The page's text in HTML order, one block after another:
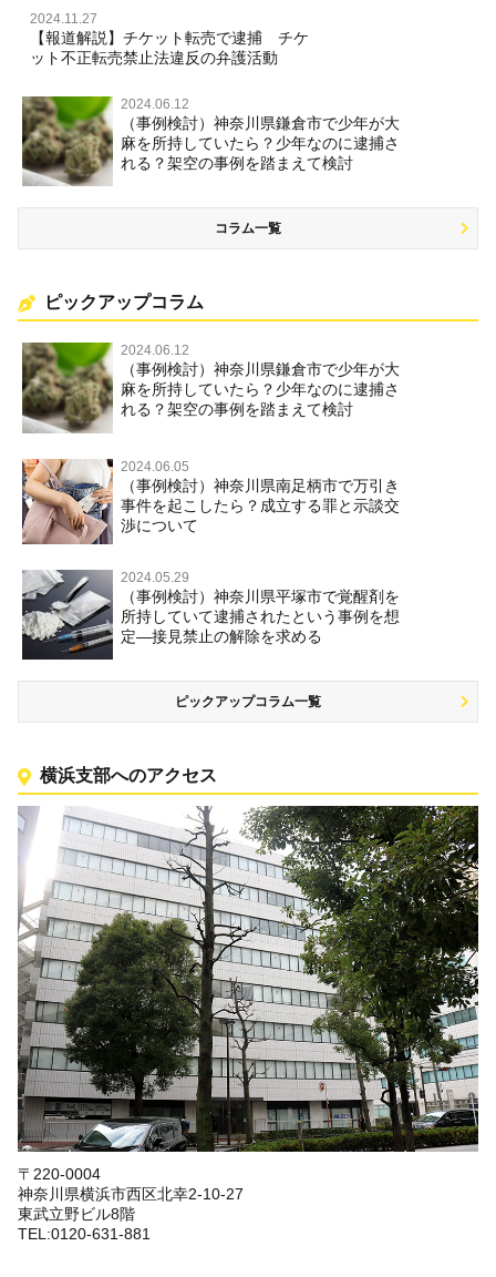
2024.11.27
【報道解説】チケット転売で逮捕 チケ
ット不正転売禁止法違反の弁護活動
2024.06.12
（事例検討）神奈川県鎌倉市で少年が大
麻を所持していたら？少年なのに逮捕さ
れる？架空の事例を踏まえて検討
コラム一覧
ピックアップコラム
2024.06.12
（事例検討）神奈川県鎌倉市で少年が大
麻を所持していたら？少年なのに逮捕さ
れる？架空の事例を踏まえて検討
2024.06.05
（事例検討）神奈川県南足柄市で万引き
事件を起こしたら？成立する罪と示談交
渉について
2024.05.29
（事例検討）神奈川県平塚市で覚醒剤を
所持していて逮捕されたという事例を想
定―接見禁止の解除を求める
ピックアップコラム一覧
横浜支部へのアクセス
〒220-0004
神奈川県横浜市西区北幸2-10-27
東武立野ビル8階
TEL:0120-631-881